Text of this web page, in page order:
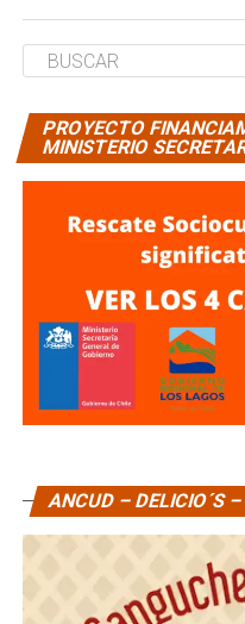
PROYECTO
MINISTERIO
ANCUD – DELICIO´S